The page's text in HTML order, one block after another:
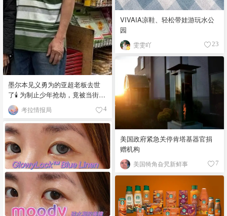
VIVAIA凉鞋、轻松带娃游玩水公
园
雯雯吖 23
墨尔本见义勇为的亚超老板去世
了🕯️ 为制止少年抢劫，竟被当街围
殴致死！考拉情报局 4
美国政府紧急关停肯塔基器官捐
赠机构
美国犄角旮旯新鲜事 7